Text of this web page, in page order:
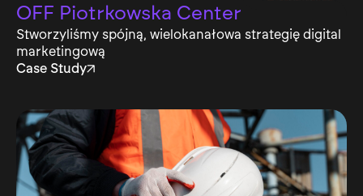
OFF Piotrkowska Center
Stworzyliśmy spójną, wielokanałowa strategię digital
marketingową
Case Study